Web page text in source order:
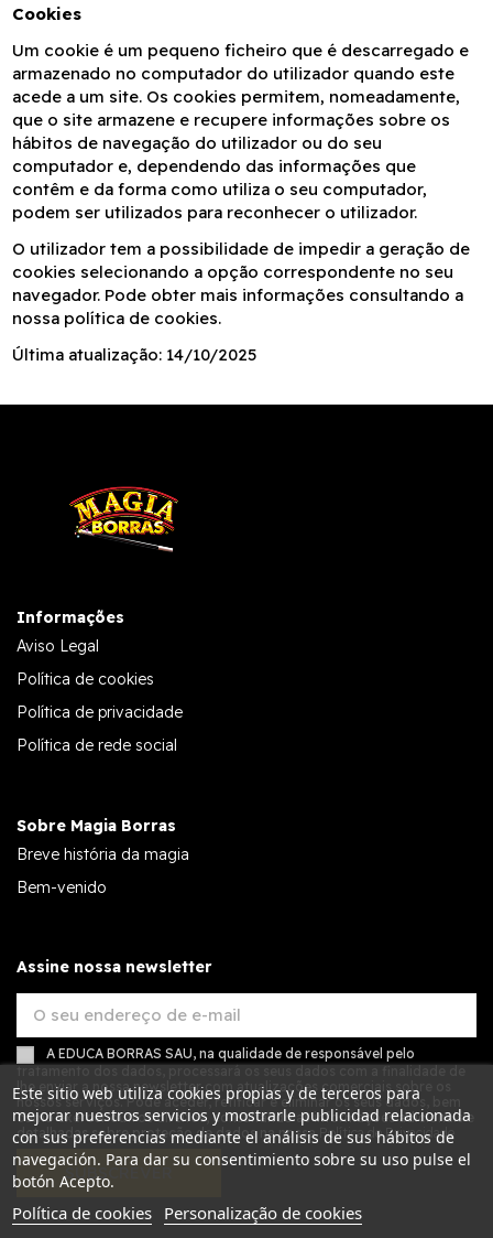
Cookies
Um cookie é um pequeno ficheiro que é descarregado e
armazenado no computador do utilizador quando este
acede a um site. Os cookies permitem, nomeadamente,
que o site armazene e recupere informações sobre os
hábitos de navegação do utilizador ou do seu
computador e, dependendo das informações que
contêm e da forma como utiliza o seu computador,
podem ser utilizados para reconhecer o utilizador.
O utilizador tem a possibilidade de impedir a geração de
cookies selecionando a opção correspondente no seu
navegador. Pode obter mais informações consultando a
nossa política de cookies.
Última atualização: 14/10/2025
Informações
Aviso Legal
Política de cookies
Política de privacidade
Política de rede social
Sobre Magia Borras
Breve história da magia
Bem-venido
Assine nossa newsletter
A EDUCA BORRAS SAU, na qualidade de responsável pelo
lhe enviar a nossa newsletter com atualizações comerciais sobre os
nossos serviços. Pode aceder, retificar e eliminar os seus dados, bem
como exercer outros direitos, consultando as informações adicionais e
detalhadas sobre proteção de dados na nossa Política de Privacidade
SUBSCREVER
Este sitio web utiliza cookies propias y de terceros para
mejorar nuestros servicios y mostrarle publicidad relacionada
con sus preferencias mediante el análisis de sus hábitos de
navegación. Para dar su consentimiento sobre su uso pulse el
botón Acepto.
Política de cookies Personalização de cookies